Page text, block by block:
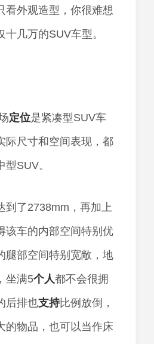
看外观造型，你很难想
几万的SUV车型。
定位是紧凑型SUV车
际尺寸和空间表现，都
SUV。
到了2738mm，再加上
该车的内部空间特别优
腿部空间特别宽敞，地
坐满5个人都不会很拥
后排也支持比例放倒，
的物品，也可以当作床